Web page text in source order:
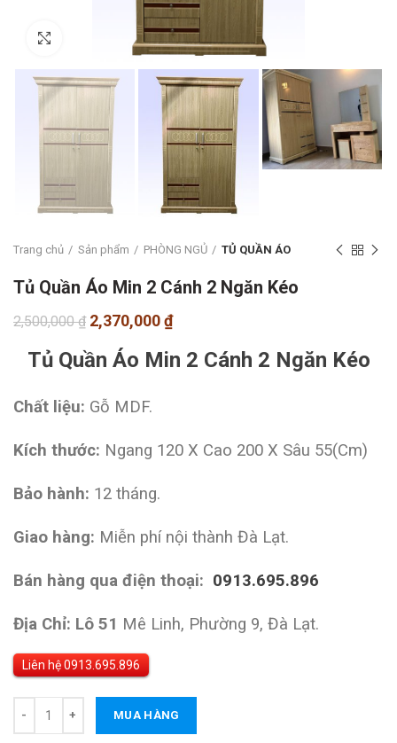
Trang chủ Sản phẩm PHÒNG NGỦ TỦ QUẦN ÁO
Tủ Quần Áo Min 2 Cánh 2 Ngăn Kéo
2,500,000₫ 2,370,000₫
Tủ Quần Áo Min 2 Cánh 2 Ngăn Kéo
Chất liệu: Gỗ MDF.
Kích thước: Ngang 120 X Cao 200 X Sâu 55(Cm)
Bảo hành: 12 tháng.
Giao hàng: Miễn phí nội thành Đà Lạt.
Bán hàng qua điện thoại: 0913.695.896
Địa Chỉ: Lô 51 Mê Linh, Phường 9, Đà Lạt.
Liên hệ
MUA HÀNG